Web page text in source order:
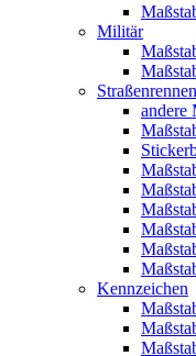
Militär
andere
Kennzeichen